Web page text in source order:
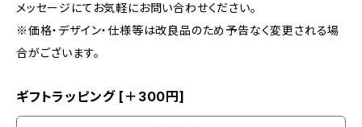
メッセージにてお気軽にお問い合わせください。
※価格・デザイン・仕様等は改良品のため予告なく変更される場
合がございます。
ギフトラッピング [＋300円]